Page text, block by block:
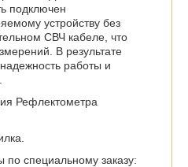
подключен
устройству без
СВЧ кабеле, что
В результате
работы и
Рефлектометра
по специальному заказу: